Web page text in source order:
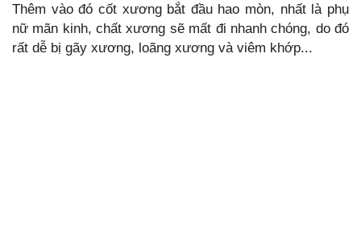
Thêm vào đó cốt xương bắt đầu hao mòn, nhất là phụ
nữ mãn kinh, chất xương sẽ mất đi nhanh chóng, do đó
rất dễ bị gãy xương, loãng xương và viêm khớp...